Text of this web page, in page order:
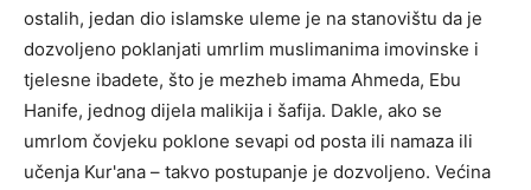
ostalih, jedan dio islamske uleme je na stanovištu da je
dozvoljeno poklanjati umrlim muslimanima imovinske i
tjelesne ibadete, što je mezheb imama Ahmeda, Ebu
Hanife, jednog dijela malikija i šafija. Dakle, ako se
umrlom čovjeku poklone sevapi od posta ili namaza ili
učenja Kur'ana – takvo postupanje je dozvoljeno. Većina